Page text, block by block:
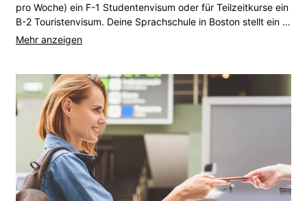
pro Woche) ein F-1 Studentenvisum oder für Teilzeitkurse ein
B-2 Touristenvisum. Deine Sprachschule in Boston stellt ein I-
20-Formular aus, das du für das Visumsgespräch an der US-
Bewerber:innen aus Europa erhalten innerhalb von 2 bis 6
Wochen unkompliziert eine Genehmigung, während es aus
anderen Ländern längere Wartezeiten geben kann. Unsere
Expert:innen unterstützen dich gern – kontaktiere uns für
eine persönliche Beratung zu deinen Visumbedingungen.